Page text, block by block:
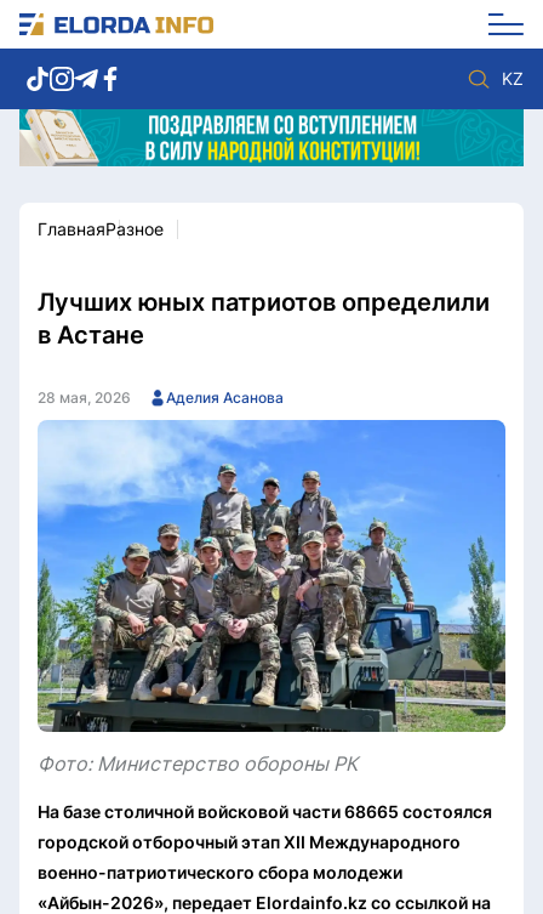
KZ
Новости столицы
Спорт
Культура
Разное
Мнение
Видео
Этический кодекс
Служу стране
ГлавнаяРазное
Лучших юных патриотов определили
в Астане
28 мая, 2026 Аделия Асанова
Фото: Министерство обороны РК
На базе столичной войсковой части 68665 состоялся
городской отборочный этап XII Международного
военно-патриотического сбора молодежи
«Айбын-2026», передает Elordainfo.kz со ссылкой на